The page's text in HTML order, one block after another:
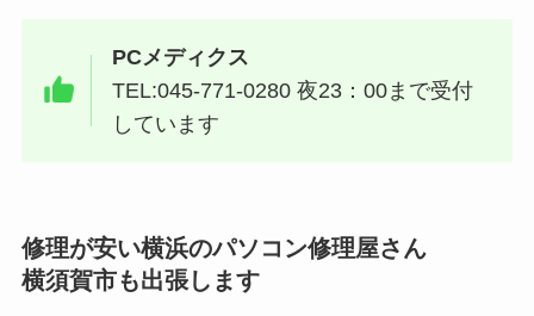
PCメディクス
TEL:045-771-0280 夜23：00まで受付
しています
修理が安い横浜のパソコン修理屋さん
横須賀市も出張します